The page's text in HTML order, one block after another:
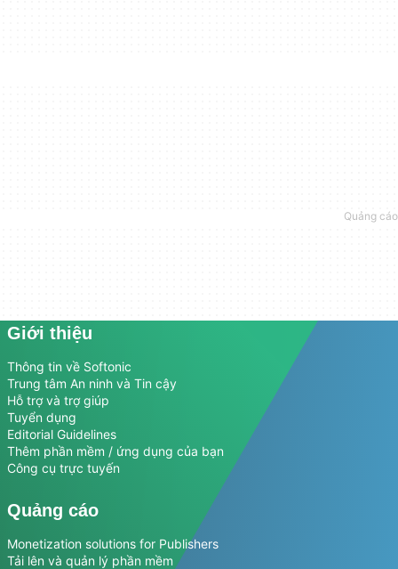
Giới thiệu
Thông tin về Softonic
Trung tâm An ninh và Tin cậy
Hỗ trợ và trợ giúp
Tuyển dụng
Editorial Guidelines
Thêm phần mềm / ứng dụng của bạn
Công cụ trực tuyến
Quảng cáo
Monetization solutions for Publishers
Tải lên và quản lý phần mềm